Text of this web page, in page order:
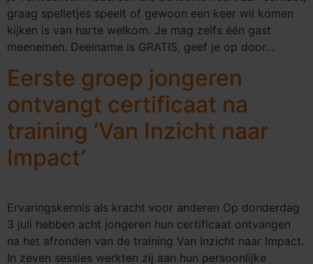
graag spelletjes speelt of gewoon een keer wil komen
kijken is van harte welkom. Je mag zelfs één gast
meenemen. Deelname is GRATIS, geef je op door…
Eerste groep jongeren
ontvangt certificaat na
training ‘Van Inzicht naar
Impact’
Ervaringskennis als kracht voor anderen Op donderdag
3 juli hebben acht jongeren hun certificaat ontvangen
na het afronden van de training Van Inzicht naar Impact.
In zeven sessies werkten zij aan hun persoonlijke